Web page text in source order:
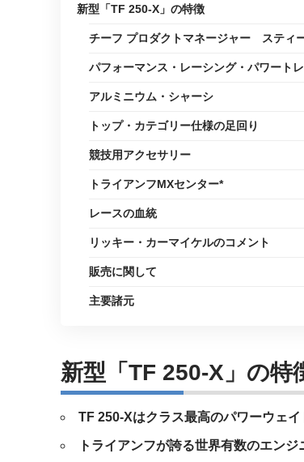
新型「TF 250-X」の特徴
チーフ プロダクトマネージャー スティ
パフォーマンス・レーシング・パワート
アルミニウム・シャーシ
トップ・カテゴリー仕様の足回り
競技用アクセサリー
トライアンフMXセンター*
レースの血統
リッキー・カーマイケルのコメント
販売に関して
主要諸元
新型「TF 250-X」の特
TF 250-Xはクラス最高のパワーウェ
トライアンフが誇る世界有数のエン